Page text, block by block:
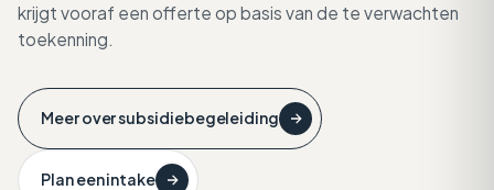
krijgt vooraf een offerte op basis van de te verwachten
toekenning.
Meer over subsidiebegeleiding
Plan een intake